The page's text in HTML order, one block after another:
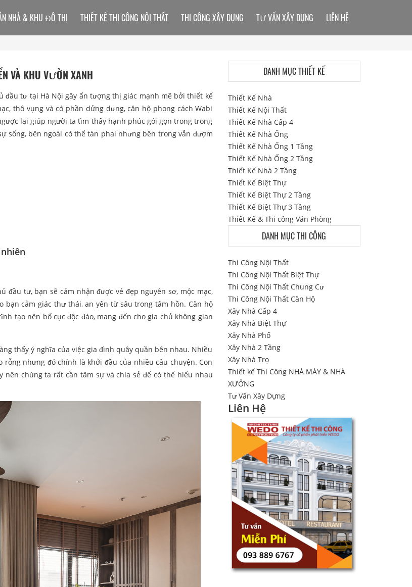
VÀ KHU VƯỜN XANH
đầu tư tại Hà Nội gây ấn tượng thị giác mạnh mẽ bởi thiết kế
thô vụng và có phần dửng dưng, căn hộ phong cách Wabi
lại giúp người ta tìm thấy hạnh phúc gói gọn trong trong
sống, bên ngoài có thể tàn phai nhưng bên trong vẫn đượm
đầu tư, bạn sẽ cảm nhận được vẻ đẹp nguyên sơ, mộc mạc,
cảm giác thư thái, an yên từ sâu trong tâm hồn. Căn hộ
tạo nên bố cục độc đáo, mang đến cho gia chủ không gian
thấy ý nghĩa của việc gia đình quây quần bên nhau. Nhiều
rỗng nhưng đó chính là khởi đầu của nhiều câu chuyện. Con
nên chúng ta rất cần tâm sự và chia sẻ để có thể hiểu nhau
NHÀ & KHU ĐÔ THỊ THIẾT KẾ THI CÔNG NỘI THẤT THI CÔNG XÂY DỰNG TƯ VẤN XÂY DỰNG LIÊN HỆ
DANH MỤC THIẾT KẾ
Thiết Kế Nhà
Thiết Kế Nội Thất
Thiết Kế Nhà Cấp 4
Thiết Kế Nhà Ống
Thiết Kế Nhà Ống 1 Tầng
Thiết Kế Nhà Ống 2 Tầng
Thiết Kế Nhà 2 Tầng
Thiết Kế Biệt Thự
Thiết Kế Biệt Thự 2 Tầng
Thiết Kế Biệt Thự 3 Tầng
Thiết Kế & Thi công Văn Phòng
DANH MỤC THI CÔNG
Thi Công Nội Thất
Thi Công Nội Thất Biệt Thự
Thi Công Nội Thất Chung Cư
Thi Công Nội Thất Căn Hộ
Xây Nhà Cấp 4
Xây Nhà Biệt Thự
Xây Nhà Phố
Xây Nhà 2 Tầng
Xây Nhà Trọ
Thiết kế Thi Công NHÀ MÁY & NHÀ
XƯỞNG
Tư Vấn Xây Dựng
Liên Hệ